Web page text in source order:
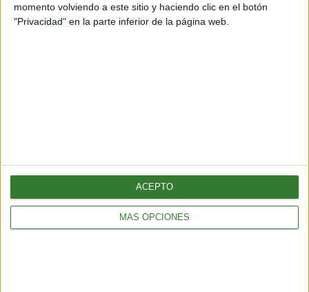
momento volviendo a este sitio y haciendo clic en el botón
"Privacidad" en la parte inferior de la página web.
MÁS OPCIONES
ACEPTO
Suscribete gratis a nuestro Newsletter
Política de cookies